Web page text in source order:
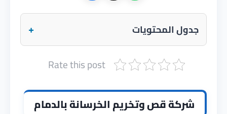
جدول المحتويات +
Rate this post
شركة قص وتخريم الخرسانة بالدمام